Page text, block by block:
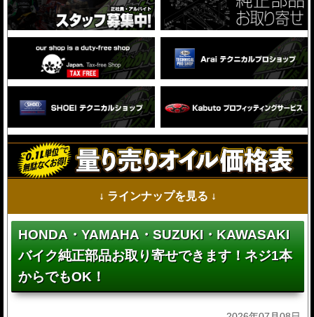
↓ ラインナップを見る ↓
HONDA・YAMAHA・SUZUKI・KAWASAKI
バイク純正部品お取り寄せできます！ネジ1本
からでもOK！